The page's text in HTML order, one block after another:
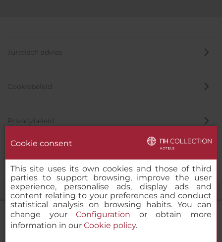
Juridisch advies
Cookiebeleid
Privacybeleid
Cookie consent
This site uses its own cookies and those of third
parties to support browsing, improve the user
experience, personalise ads, display ads and
content relating to your preferences and conduct
statistical analysis on browsing habits. You can
change yourConfiguration or obtain more
information in our Cookie policy.